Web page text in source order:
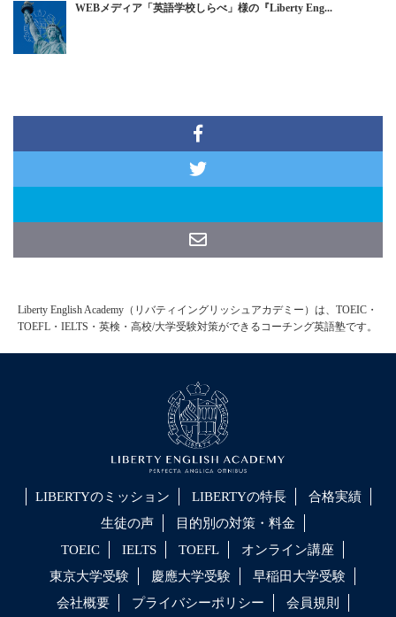
WEBメディア「英語学校しらべ」様の『Liberty Eng...
Liberty English Academy（リバティイングリッシュアカデミー）は、TOEIC・
TOEFL・IELTS・英検・高校/大学受験対策ができるコーチング英語塾です。
LIBERTYのミッション LIBERTYの特長
合格実績
生徒の声
目的別の対策・料金
TOEIC
IELTS TOEFL
オンライン講座
東京大学受験
慶應大学受験
早稲田大学受験
会社概要
プライバシーポリシー 会員規則